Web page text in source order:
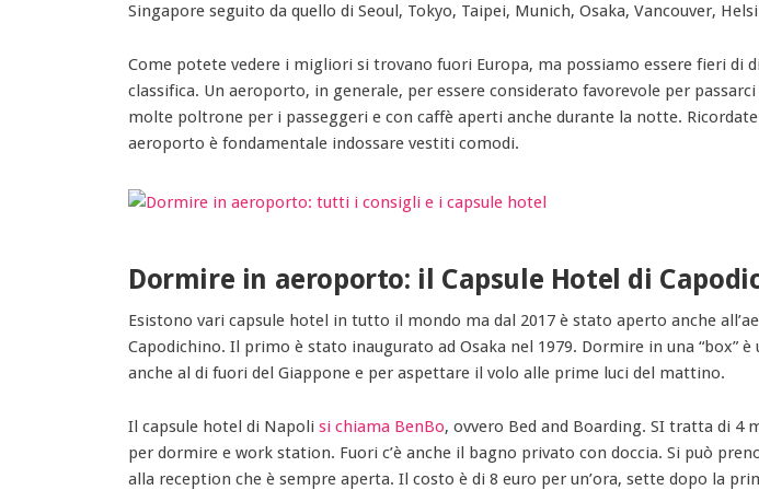
Singapore seguito da quello di Seoul, Tokyo, Taipei, Munich, Osaka, Vancouver,
Come potete vedere i migliori si trovano fuori Europa, ma possiamo essere fieri di
classifica. Un aeroporto, in generale, per essere considerato favorevole per
molte poltrone per i passeggeri e con caffè aperti anche durante la notte.
aeroporto è fondamentale indossare vestiti comodi.
Dormire in aeroporto: il Capsule Hotel di
Esistono vari capsule hotel in tutto il mondo ma dal 2017 è stato aperto anche
Capodichino. Il primo è stato inaugurato ad Osaka nel 1979. Dormire in una “box” è
anche al di fuori del Giappone e per aspettare il volo alle prime luci del mattino.
Il capsule hotel di Napoli si chiama BenBo, ovvero Bed and Boarding. SI tratta di 4
per dormire e work station. Fuori c’è anche il bagno privato con doccia. Si può
alla reception che è sempre aperta. Il costo è di 8 euro per un’ora, sette dopo la